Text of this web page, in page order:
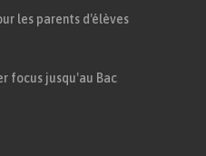
les parents d'élèves
focus jusqu'au Bac